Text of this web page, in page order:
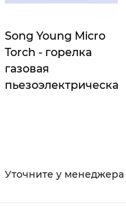
Song Young Micro
Torch - горелка
газовая
пьезоэлектрическая
Уточните у менеджера